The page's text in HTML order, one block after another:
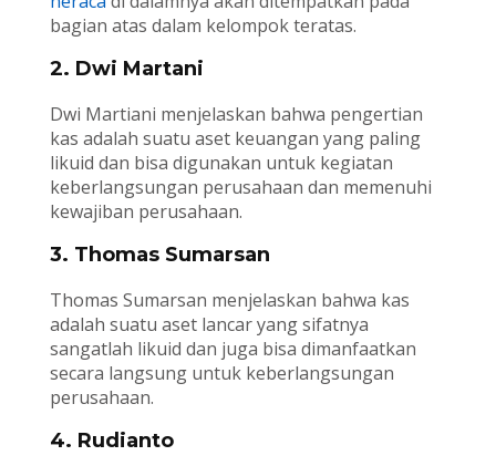
bagian atas dalam kelompok teratas.
2. Dwi Martani
Dwi Martiani menjelaskan bahwa pengertian
kas adalah suatu aset keuangan yang paling
likuid dan bisa digunakan untuk kegiatan
keberlangsungan perusahaan dan memenuhi
kewajiban perusahaan.
3. Thomas Sumarsan
Thomas Sumarsan menjelaskan bahwa kas
adalah suatu aset lancar yang sifatnya
sangatlah likuid dan juga bisa dimanfaatkan
secara langsung untuk keberlangsungan
perusahaan.
4. Rudianto